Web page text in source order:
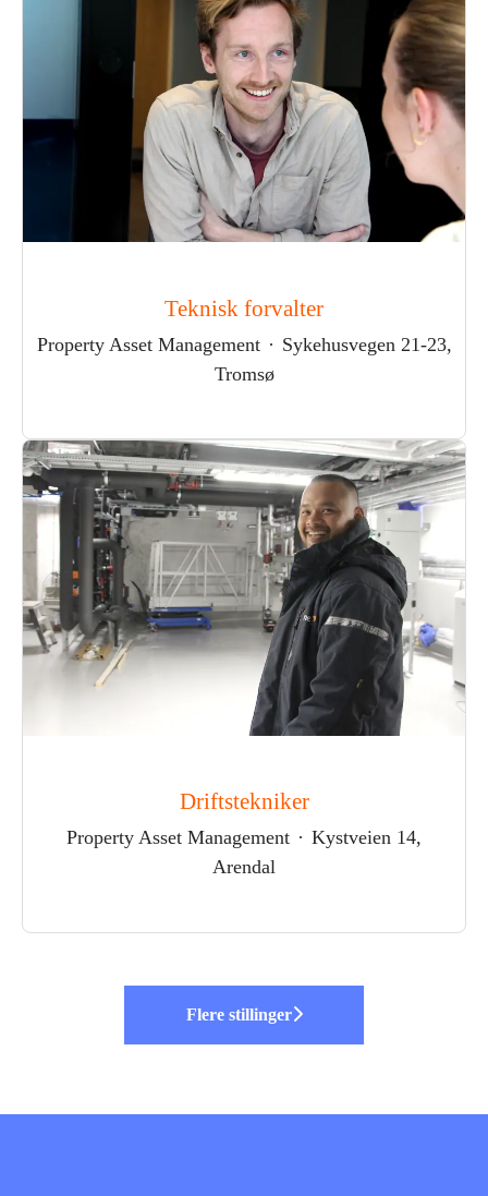
Teknisk forvalter
Property Asset Management · Sykehusvegen 21-23,
Tromsø
Driftstekniker
Property Asset Management · Kystveien 14,
Arendal
Flere stillinger